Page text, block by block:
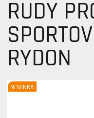
RUDY
RYDON
NOVINKA